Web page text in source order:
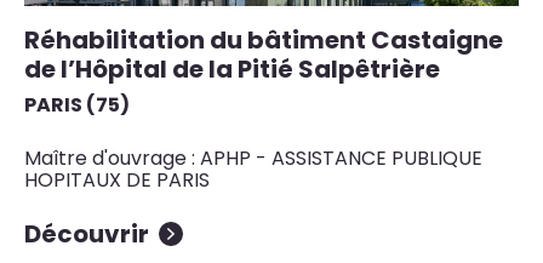
Réhabilitation du bâtiment Castaigne
de l’Hôpital de la Pitié Salpêtrière
PARIS (75)
Maître d'ouvrage : APHP - ASSISTANCE PUBLIQUE
HOPITAUX DE PARIS
Découvrir